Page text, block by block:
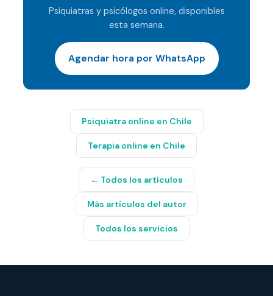
Psiquiatras y psicólogos online, disponibles
esta semana.
Agendar hora por WhatsApp
Psiquiatra online en Chile
Terapia online en Chile
← Todos los artículos
Más artículos del autor
Todos los servicios